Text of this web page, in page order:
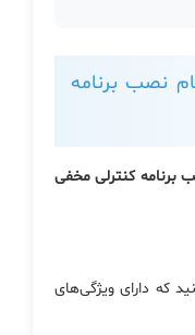
نصب برنامه
برنامه کنترلی مخفی
که دارای ویژگی‌های